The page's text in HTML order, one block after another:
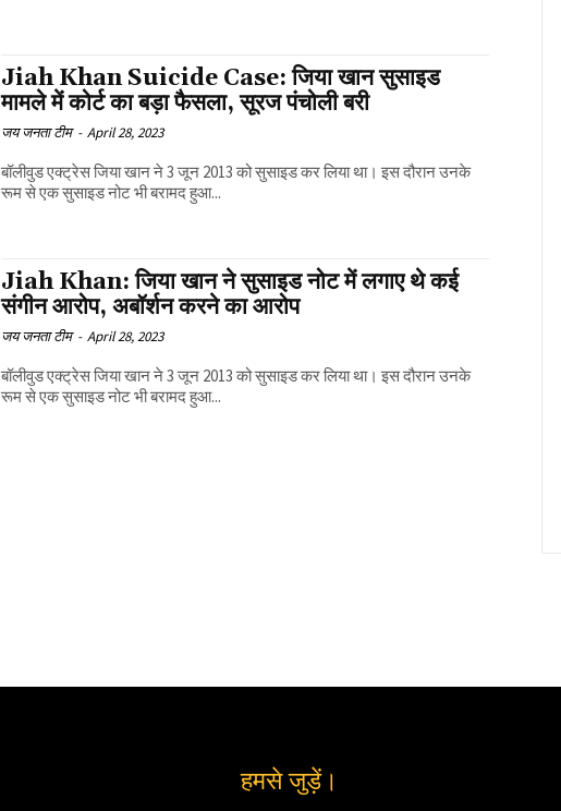
Jiah Khan Suicide Case: जिया खान सुसाइड
मामले में कोर्ट का बड़ा फैसला, सूरज पंचोली बरी
जय जनता टीम - April 28, 2023
बॉलीवुड एक्ट्रेस जिया खान ने 3 जून 2013 को सुसाइड कर लिया था। इस दौरान उनके
रूम से एक सुसाइड नोट भी बरामद हुआ...
Jiah Khan: जिया खान ने सुसाइड नोट में लगाए थे कई
संगीन आरोप, अबॉर्शन करने का आरोप
जय जनता टीम - April 28, 2023
बॉलीवुड एक्ट्रेस जिया खान ने 3 जून 2013 को सुसाइड कर लिया था। इस दौरान उनके
रूम से एक सुसाइड नोट भी बरामद हुआ...
हमसे जुड़ें।